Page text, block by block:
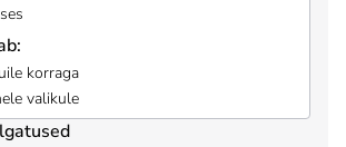
korraga
valikule